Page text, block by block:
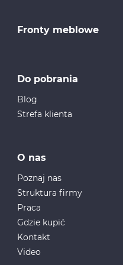
Fronty meblowe
Do pobrania
Blog
Strefa klienta
O nas
Poznaj nas
Struktura firmy
Praca
Gdzie kupić
Kontakt
Video